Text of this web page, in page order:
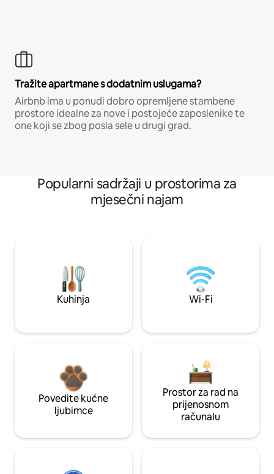
Tražite apartmane s dodatnim uslugama?
Airbnb ima u ponudi dobro opremljene stambene
prostore idealne za nove i postojeće zaposlenike te
one koji se zbog posla sele u drugi grad.
Popularni sadržaji u prostorima za
mjesečni najam
Kuhinja Wi-Fi
Povedite kućne
ljubimce
Prostor za rad na
prijenosnom
računalu